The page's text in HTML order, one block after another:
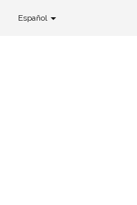
Español